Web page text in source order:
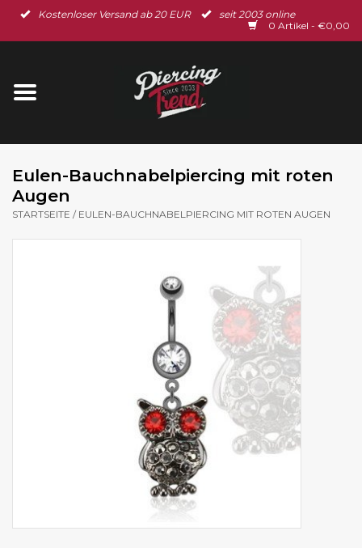
Kostenloser Versand ab 20 EUR
seit 2003 online
0 Artikel - €0,00
Startseite
Ohrschmuck
Eulen-Bauchnabelpiercing mit roten
Augen
STARTSEITE / EULEN-BAUCHNABELPIERCING MIT ROTEN AUGEN